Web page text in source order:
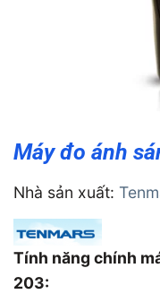
Máy đo ánh
Nhà sản xuất:
Tính năng chính
203: